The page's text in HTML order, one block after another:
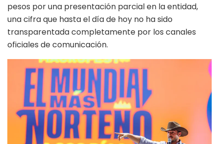
pesos por una presentación parcial en la entidad,
una cifra que hasta el día de hoy no ha sido
transparentada completamente por los canales
oficiales de comunicación.